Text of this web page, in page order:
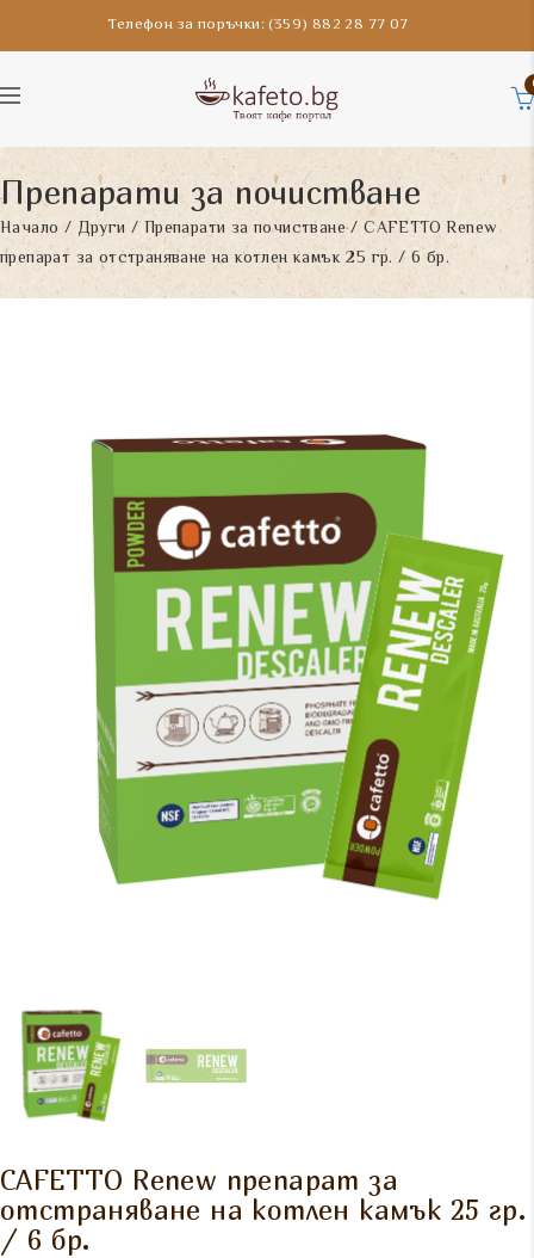
Телефон за поръчки: (359) 882 28 77 07
Препарати за почистване
Начало / Други /Препарати за почистване/ CAFETTO Renew
препарат за отстраняване на котлен камък 25 гр. / 6 бр.
CAFETTO Renew препарат за
отстраняване на котлен камък 25 гр.
/ 6 бр.